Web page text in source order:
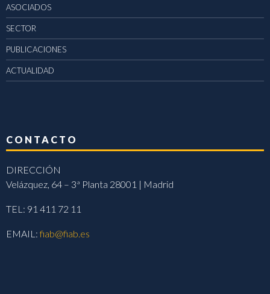
ASOCIADOS
SECTOR
PUBLICACIONES
ACTUALIDAD
CONTACTO
DIRECCIÓN
Velázquez, 64 – 3ª Planta 28001 | Madrid
TEL: 91 411 72 11
EMAIL:fiab@fiab.es